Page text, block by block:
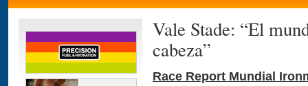
Vale Stade: “El
cabeza”
Race Report Mundial